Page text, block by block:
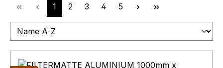
Seite
1 Seite
2 Seite
3 Seite
4 Seite
5